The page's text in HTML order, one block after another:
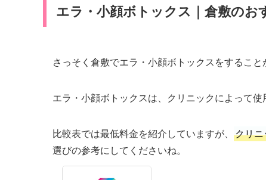
エラ・小顔ボトックス｜倉敷の
さっそく倉敷でエラ・小顔ボトックスをするこ
エラ・小顔ボトックスは、クリニックによって使
比較表では最低料金を紹介していますが、 クリ
選びの参考にしてくださいね。